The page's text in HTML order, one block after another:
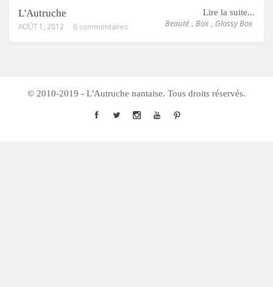
Lire la suite...
Beauté Box Glossy Box
L'Autruche
AOÛT 1, 2012 6 commentaires
© 2010-2019 - L'Autruche nantaise. Tous droits réservés.